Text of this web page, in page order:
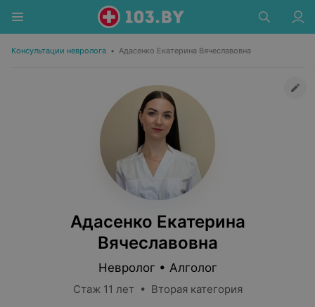
Консультации невролога • Адасенко Екатерина Вячеславовна
Адасенко Екатерина
Вячеславовна
Невролог • Алголог
Стаж 11 лет • Вторая категория